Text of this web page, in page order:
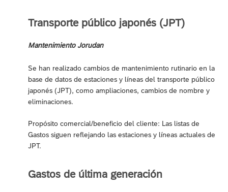
Transporte público japonés (JPT)
Mantenimiento Jorudan
Se han realizado cambios de mantenimiento rutinario en la
base de datos de estaciones y líneas del transporte público
japonés (JPT), como ampliaciones, cambios de nombre y
eliminaciones.
Propósito comercial/beneficio del cliente: Las listas de
Gastos siguen reflejando las estaciones y líneas actuales de
JPT.
Gastos de última generación